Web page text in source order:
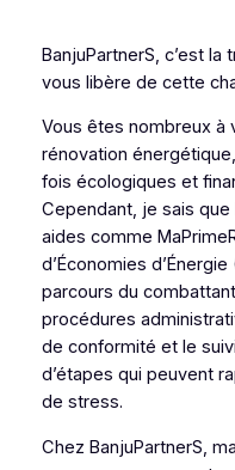
BanjuPartnerS, c’est la
vous libère de cette
Vous êtes nombreux à
rénovation
fois écologiques et
Cependant, je sais
aides comme
d’Économies
parcours du
procédures
de conformité et le
d’étapes qui peuvent
de stress.
Chez BanjuPartnerS,